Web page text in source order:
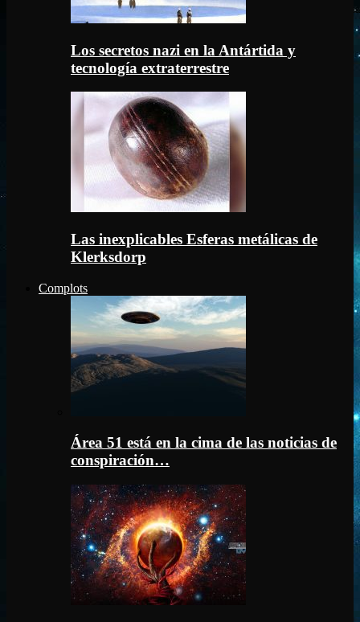
Los secretos nazi en la Antártida y
tecnología extraterrestre
Las inexplicables Esferas metálicas de
Klerksdorp
Complots
Área 51 está en la cima de las noticias de
conspiración…